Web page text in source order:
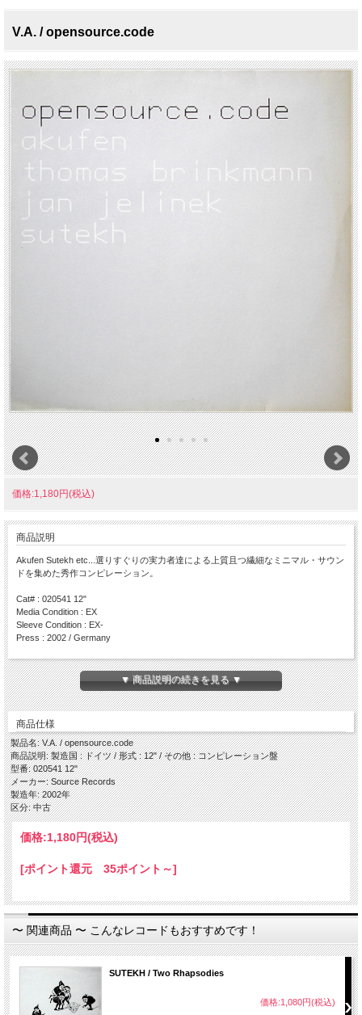
V.A. / opensource.code
価格:1,180円(税込)
商品説明
Akufen Sutekh etc...選りすぐりの実力者達による上質且つ繊細なミニマル・サウン
ドを集めた秀作コンピレーション。
Cat# : 020541 12"
Media Condition : EX
Sleeve Condition : EX-
Press : 2002 / Germany
Side A
・Synthaxis 2 / Akufen
・Momoklick / Thomas Brinkmann
・Music To Interrogate By / Jan Jelinek
・Asscr / Sutekh
▼ 商品説明の続きを見る ▼
商品仕様
製品名: V.A. / opensource.code
商品説明: 製造国 : ドイツ / 形式 : 12" / その他 : コンピレーション盤
型番: 020541 12"
メーカー: Source Records
製造年: 2002年
区分: 中古
価格:1,180円(税込)
[ポイント還元 35ポイント～]
〜 関連商品 〜 こんなレコードもおすすめです！
SUTEKH / Two Rhapsodies
価格:1,080円(税込)